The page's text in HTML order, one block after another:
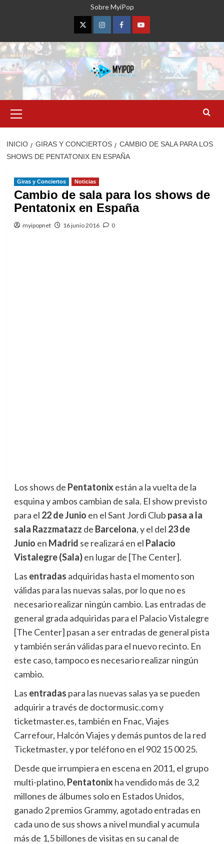
Sobre MyiPop
TwitterInstagramFacebookYouTube
primario
INICIO GIRAS Y CONCIERTOS
CAMBIO DE SALA PARA LOS
SHOWS DE PENTATONIX EN ESPAÑA
Giras y Conciertos Noticias
Cambio de sala para los shows de
Pentatonix en España
myipopnet 16 junio 2016 0
Los shows de Pentatonix están a la vuelta de la
esquina y ambos cambian de sala. El show previsto
para el 22 de Junio en el Sant Jordi Club pasa a la
sala Razzmatazz de Barcelona, y el del 23 de
Junio en Madrid se realizará en el Palacio
Vistalegre (Sala)en lugar de [The Center].
Las entradas adquiridas hasta el momento son
válidas para las nuevas salas, por lo que no es
necesario realizar ningún cambio. Las entradas de
general grada adquiridas para el Palacio Vistalegre
[The Center] pasan a ser entradas de general pista
y también serán válidas para el nuevo recinto. En
este caso, tampoco es necesario realizar ningún
cambio.
Las entradas para las nuevas salas ya se pueden
adquirir a través de doctormusic.com y
ticketmaster.es, también en Fnac, Viajes
Carrefour, Halcón Viajes y demás puntos de la red
Ticketmaster, y por teléfono en el 902 15 00 25.
Desde que irrumpiera en escena en 2011, el grupo
multi-platino, Pentatonix ha vendido más de 3,2
millones de álbumes solo en Estados Unidos,
ganado 2 premios Grammy, agotado entradas en
cada uno de sus shows a nivel mundial y acumula
más de 1,5 billones de visitas en su canal de